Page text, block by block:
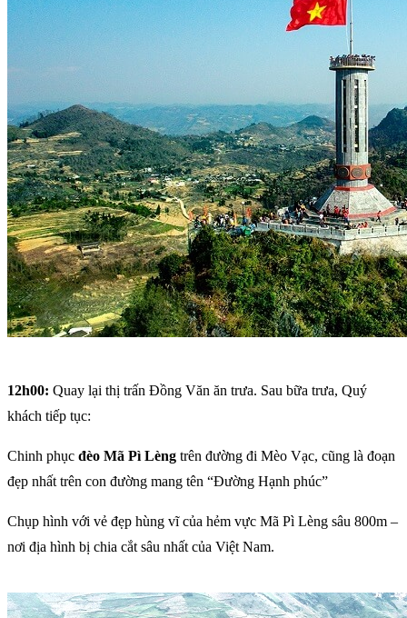
12h00: Quay lại thị trấn Đồng Văn ăn trưa. Sau bữa trưa, Quý
khách tiếp tục:
Chinh phục đèo Mã Pì Lèng trên đường đi Mèo Vạc, cũng là đoạn
đẹp nhất trên con đường mang tên “Đường Hạnh phúc”
Chụp hình với vẻ đẹp hùng vĩ của hẻm vực Mã Pì Lèng sâu 800m –
nơi địa hình bị chia cắt sâu nhất của Việt Nam.